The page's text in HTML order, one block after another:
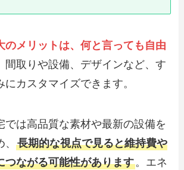
のメリットは、何と言っても自由
間取りや設備、デザインなど、す
カスタマイズできます。
では高品質な素材や最新の設備を
、長期的な視点で見ると維持費や
つながる可能性があります。エネ